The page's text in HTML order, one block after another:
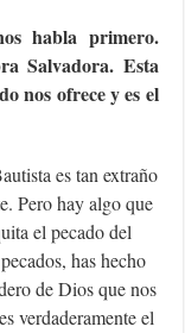
habla primero.
Salvadora. Esta
nos ofrece y es el
es tan extraño
Pero hay algo que
el pecado del
has hecho
de Dios que nos
verdaderamente el